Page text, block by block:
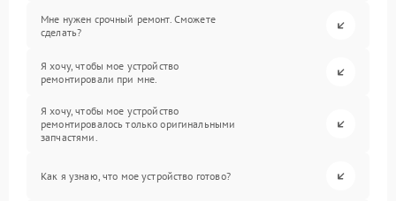
Мне нужен срочный ремонт. Сможете
сделать?
Я хочу, чтобы мое устройство
ремонтировали при мне.
Я хочу, чтобы мое устройство
ремонтировалось только оригинальными
запчастями.
Как я узнаю, что мое устройство готово?